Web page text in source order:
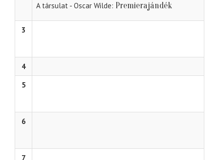
A társulat - Oscar Wilde Premierajándék
3
4
5
6
7